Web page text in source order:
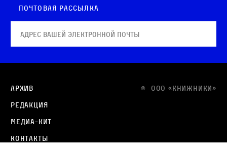
Почтовая рассылка
© OOO «КНИЖНИКИ»
Архив
Редакция
Медиа-кит
Контакты